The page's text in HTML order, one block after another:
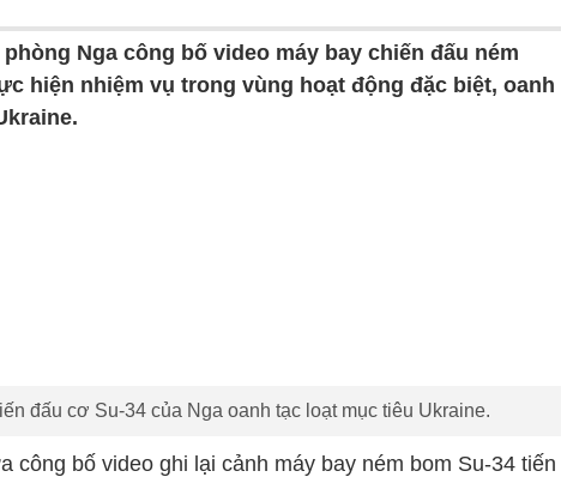
Nga công bố video máy bay chiến đấu ném
hiện nhiệm vụ trong vùng hoạt động đặc biệt, oanh
đấu cơ Su-34 của Nga oanh tạc loạt mục tiêu Ukraine.
công bố video ghi lại cảnh máy bay ném bom Su-34 tiến